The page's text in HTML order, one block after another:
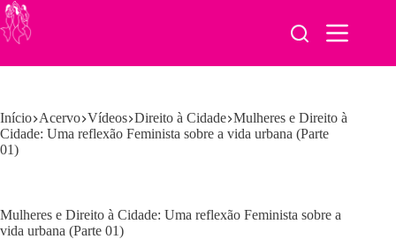
Pular
para
o
Início Acervo Vídeos Direito à Cidade Mulheres e Direito à
Cidade: Uma reflexão Feminista sobre a vida urbana (Parte
01)
Mulheres e Direito à Cidade: Uma reflexão Feminista sobre a
vida urbana (Parte 01)